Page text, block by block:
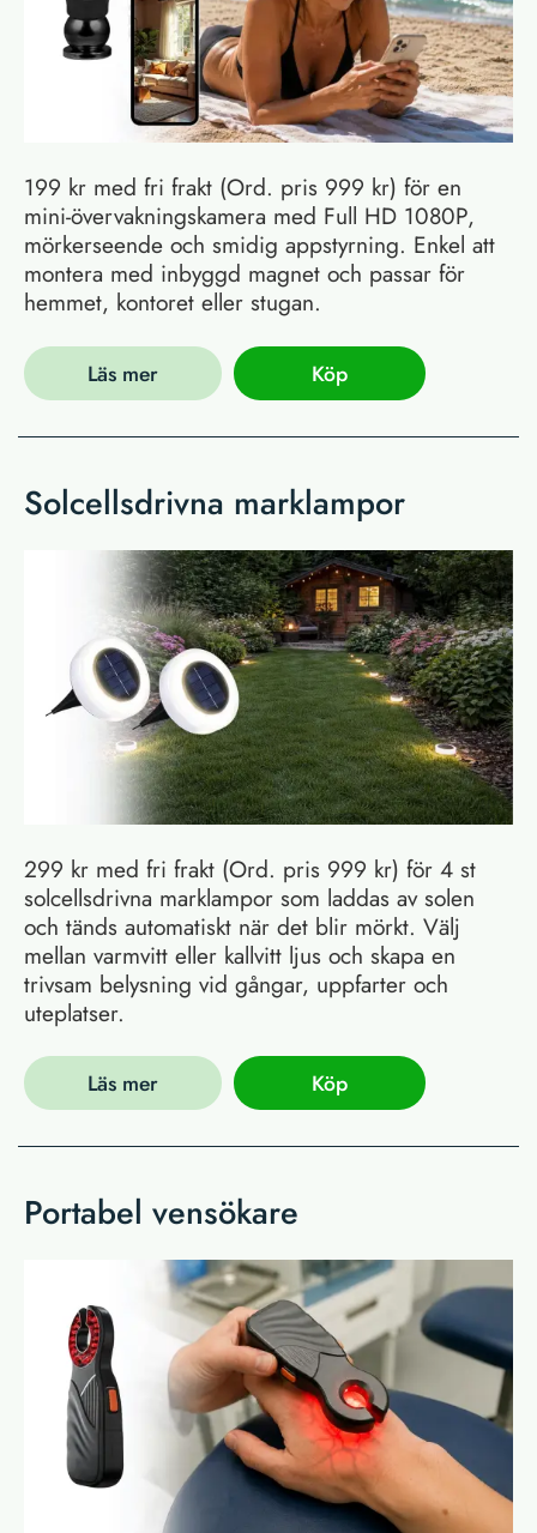
199 kr med fri frakt (Ord. pris 999 kr) för en
mini-övervakningskamera med Full HD 1080P,
mörkerseende och smidig appstyrning. Enkel att
montera med inbyggd magnet och passar för
hemmet, kontoret eller stugan.
Läs mer Köp
Solcellsdrivna marklampor
299 kr med fri frakt (Ord. pris 999 kr) för 4 st
solcellsdrivna marklampor som laddas av solen
och tänds automatiskt när det blir mörkt. Välj
mellan varmvitt eller kallvitt ljus och skapa en
trivsam belysning vid gångar, uppfarter och
uteplatser.
Läs mer Köp
Portabel vensökare